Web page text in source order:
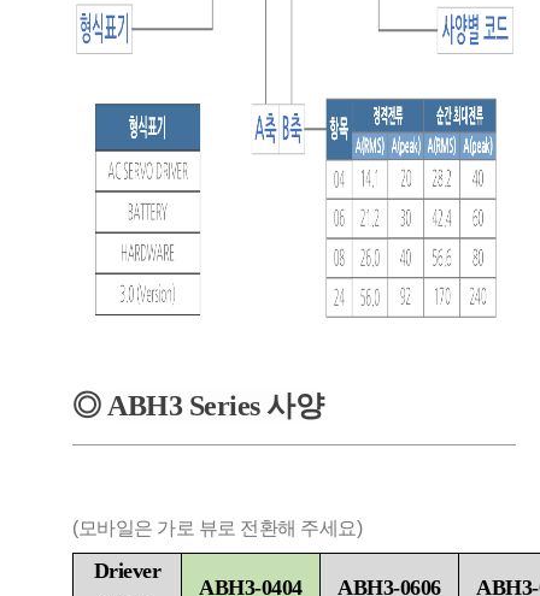
◎ ABH3 Series 사양
(모바일은 가로 뷰로 전환해 주세요)
Driever
ABH3-0404 ABH3-0606 ABH3-